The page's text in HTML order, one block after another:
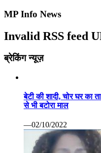
MP Info News
Invalid RSS feed
ब्रेकिंग न्यूज़
बेटी की शादी, चोर घर
से भी बटोरा माल
—02/10/2022